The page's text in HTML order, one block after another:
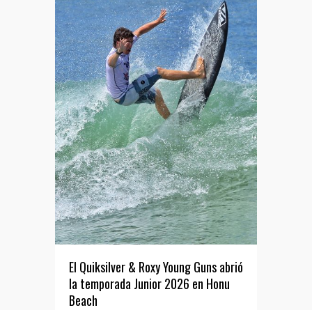
El Quiksilver & Roxy Young Guns abrió
la temporada Junior 2026 en Honu
Beach